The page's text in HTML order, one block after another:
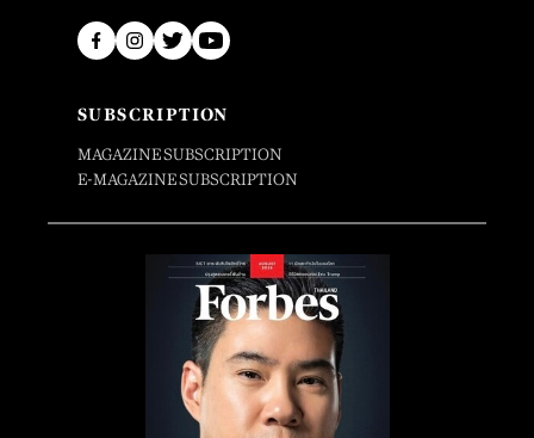
SUBSCRIPTION
MAGAZINE SUBSCRIPTION
E-MAGAZINE SUBSCRIPTION